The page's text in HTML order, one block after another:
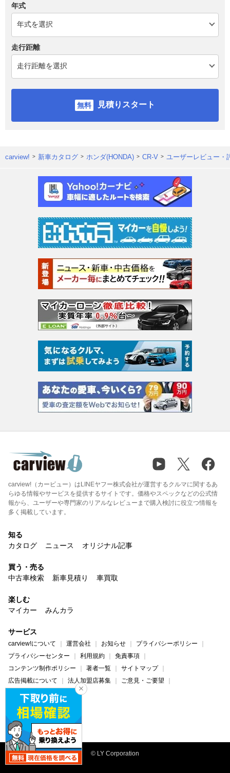
年式
走行距離
見積りスタート
carview! 新車カタログ ホンダ(HONDA) CR-V ユーザーレビュー・
carview!（カービュー）はLINEヤフー株式会社が運営するクルマに関するあ
らゆる情報やサービスを提供するサイトです。価格やスペックなどの公式情
報から、ユーザーや専門家のリアルなレビューまで購入検討に役立つ情報を
多く掲載しています。
知る
カタログ
ニュース オリジナル記事
買う・売る
中古車検索
新車見積り 車買取
楽しむ
マイカー
みんカラ
サービス
carview!について 運営会社 お知らせ
プライバシーポリシー
プライバシーセンター
利用規約
免責事項
コンテンツ制作ポリシー
著者一覧
サイトマップ
広告掲載について
法人加盟店募集
ご意見・ご要望
ヘルプ・お問い合わせ
carview! Yahoo! JAPAN
© LY Corporation